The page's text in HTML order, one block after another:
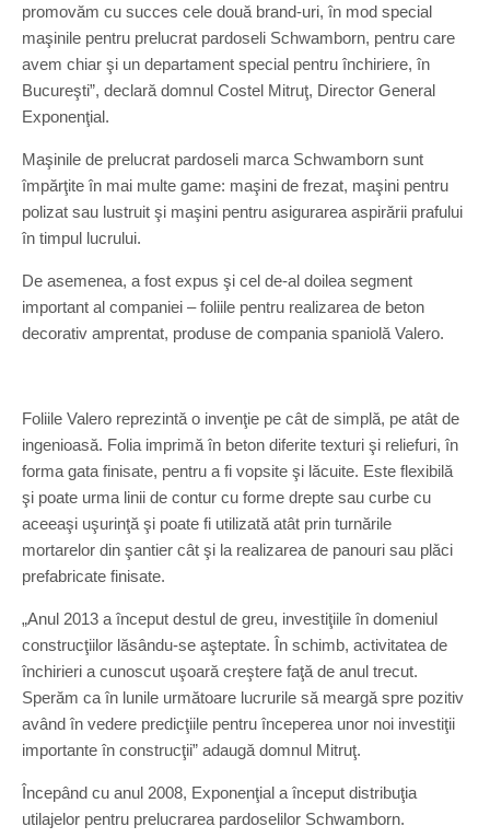
promovăm cu succes cele două brand-uri, în mod special
maşinile pentru prelucrat pardoseli Schwamborn, pentru care
avem chiar şi un departament special pentru închiriere, în
Bucureşti”, declară domnul Costel Mitruţ, Director General
Exponenţial.
Maşinile de prelucrat pardoseli marca Schwamborn sunt
împărţite în mai multe game: maşini de frezat, maşini pentru
polizat sau lustruit şi maşini pentru asigurarea aspirării prafului
în timpul lucrului.
De asemenea, a fost expus şi cel de-al doilea segment
important al companiei – foliile pentru realizarea de beton
decorativ amprentat, produse de compania spaniolă Valero.
Foliile Valero reprezintă o invenţie pe cât de simplă, pe atât de
ingenioasă. Folia imprimă în beton diferite texturi şi reliefuri, în
forma gata finisate, pentru a fi vopsite şi lăcuite. Este flexibilă
şi poate urma linii de contur cu forme drepte sau curbe cu
aceeaşi uşurinţă şi poate fi utilizată atât prin turnările
mortarelor din şantier cât şi la realizarea de panouri sau plăci
prefabricate finisate.
„Anul 2013 a început destul de greu, investiţiile în domeniul
construcţiilor lăsându-se aşteptate. În schimb, activitatea de
închirieri a cunoscut uşoară creştere faţă de anul trecut.
Sperăm ca în lunile următoare lucrurile să meargă spre pozitiv
având în vedere predicţiile pentru începerea unor noi investiţii
importante în construcţii” adaugă domnul Mitruţ.
Începând cu anul 2008, Exponenţial a început distribuţia
utilajelor pentru prelucrarea pardoselilor Schwamborn.